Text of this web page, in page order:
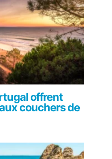
offrent
couchers de